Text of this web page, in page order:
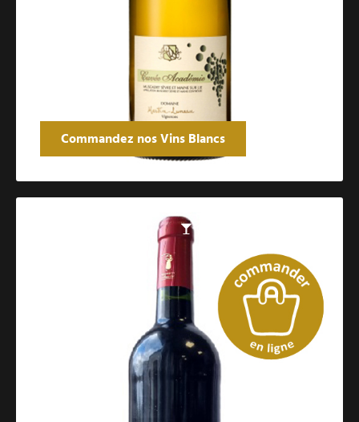
Commandez nos Vins Blancs